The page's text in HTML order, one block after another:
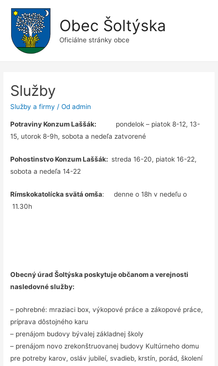
Obec Šoltýska
Oficiálne stránky obce
Služby
Služby a firmy / Od admin
Potraviny Konzum Laššák: pondelok – piatok 8-12, 13-
15, utorok 8-9h, sobota a nedeľa zatvorené
Pohostinstvo Konzum Laššák: streda 16-20, piatok 16-22,
sobota a nedeľa 14-22
Rímskokatolícka svätá omša: denne o 18h v nedeľu o
11.30h
Obecný úrad Šoltýska poskytuje občanom a verejnosti
nasledovné služby:
– pohrebné: mraziaci box, výkopové práce a zákopové práce,
príprava dôstojného karu
– prenájom budovy bývalej základnej školy
– prenájom novo zrekonštruovanej budovy Kultúrneho domu
pre potreby karov, osláv jubileí, svadieb, krstín, porád, školení